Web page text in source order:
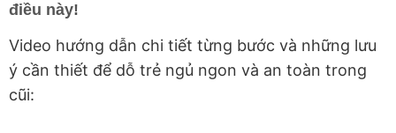
điều này!
Video hướng dẫn chi tiết từng bước và những lưu
ý cần thiết để dỗ trẻ ngủ ngon và an toàn trong
cũi: